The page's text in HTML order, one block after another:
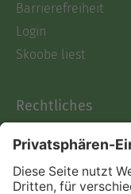
Barrierefreiheit
Login
Skoobe liest
Rechtliches
AGB
Informationen nach